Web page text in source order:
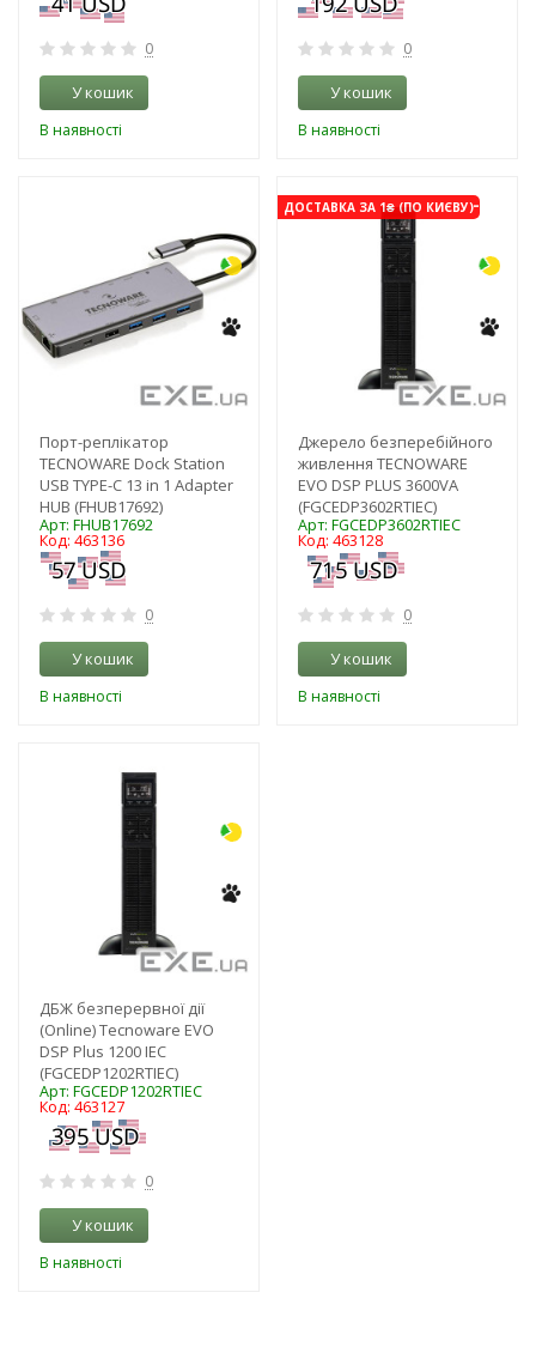
0
У кошик
В наявності
0
У кошик
В наявності
Порт-реплікатор
TECNOWARE Dock Station
USB TYPE-C 13 in 1 Adapter
HUB (FHUB17692)
Арт: FHUB17692
Код: 463136
0
У кошик
В наявності
ДОСТАВКА ЗА 1₴ (ПО КИЄВУ)-3%
Джерело безперебійного
живлення TECNOWARE
EVO DSP PLUS 3600VA
(FGCEDP3602RTIEC)
Арт: FGCEDP3602RTIEC
Код: 463128
0
У кошик
В наявності
ДБЖ безперервної дії
(Online) Tecnoware EVO
DSP Plus 1200 IEC
(FGCEDP1202RTIEC)
Арт: FGCEDP1202RTIEC
Код: 463127
0
У кошик
В наявності